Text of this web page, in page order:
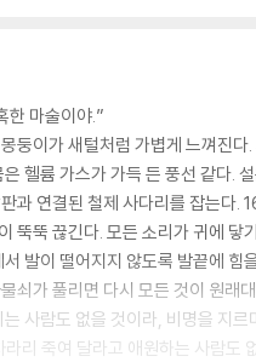
한 마술이야.”
둥이가 새털처럼 가볍게 느껴진다
헬륨 가스가 가득 든 풍선 같다.
과 연결된 철제 사다리를 잡는다.
뚝뚝 끊긴다. 모든 소리가 귀에 닿
발이 떨어지지 않도록 발끝에 힘
쇠가 풀리면 다시 모든 것이 원래
사람도 없을 것이라, 비명을 지르
리 죽여 달라고 애원하는 사람도